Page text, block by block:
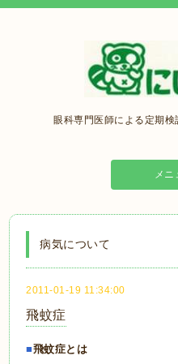
眼科専門医師による定期
メニ
病気について
2011-01-19 11:34:00
飛蚊症
■飛蚊症とは